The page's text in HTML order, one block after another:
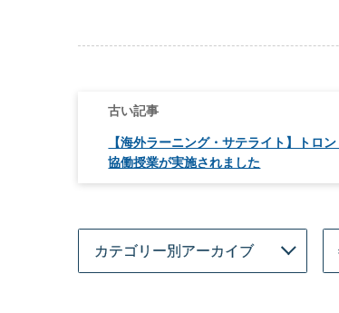
シ
【海外ラーニング・サテライト】トロ
協働授業が実施されました